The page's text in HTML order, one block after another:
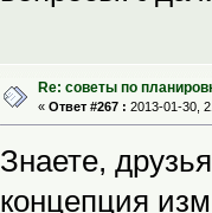
Re: советы по
« Ответ #267 : 2013-01-30,
Знаете,
концепция